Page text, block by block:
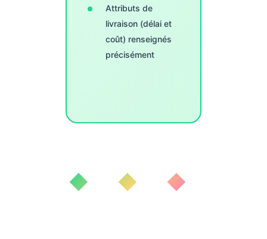
Attributs de
livraison (délai et
coût) renseignés
précisément
◆ ◆ ◆